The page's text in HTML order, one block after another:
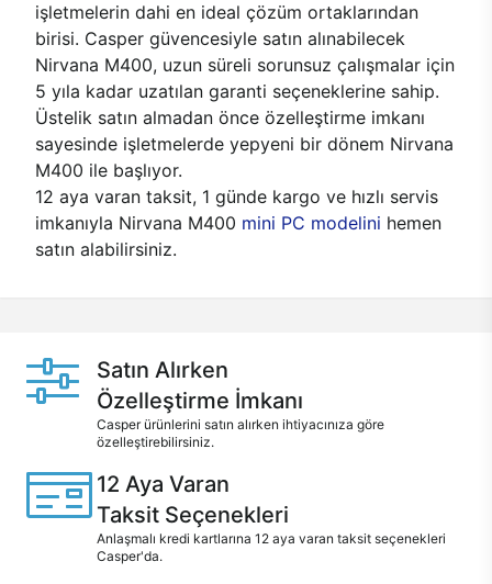
işletmelerin dahi en ideal çözüm ortaklarından
birisi. Casper güvencesiyle satın alınabilecek
Nirvana M400, uzun süreli sorunsuz çalışmalar için
5 yıla kadar uzatılan garanti seçeneklerine sahip.
Üstelik satın almadan önce özelleştirme imkanı
sayesinde işletmelerde yepyeni bir dönem Nirvana
M400 ile başlıyor.
12 aya varan taksit, 1 günde kargo ve hızlı servis
imkanıyla Nirvana M400 mini PC modelini hemen
satın alabilirsiniz.
Satın Alırken
Özelleştirme İmkanı
Casper ürünlerini satın alırken ihtiyacınıza göre
özelleştirebilirsiniz.
12 Aya Varan
Taksit Seçenekleri
Anlaşmalı kredi kartlarına 12 aya varan taksit seçenekleri
Casper'da.